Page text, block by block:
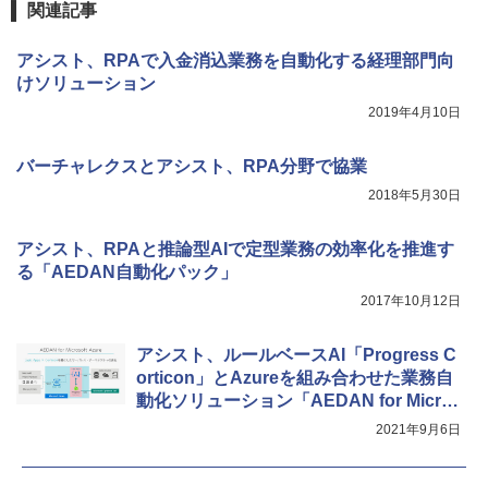
関連記事
アシスト、RPAで入金消込業務を自動化する経理部門向
けソリューション
2019年4月10日
バーチャレクスとアシスト、RPA分野で協業
2018年5月30日
アシスト、RPAと推論型AIで定型業務の効率化を推進す
る「AEDAN自動化パック」
2017年10月12日
アシスト、ルールベースAI「Progress C
orticon」とAzureを組み合わせた業務自
動化ソリューション「AEDAN for Micro
2021年9月6日